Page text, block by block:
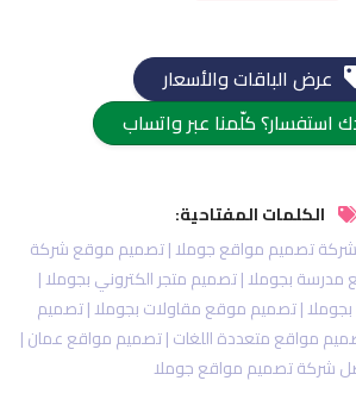
عرض الباقات والأسعار
استفسار؟ كلّمنا عبر واتساب
الكلمات المفتاحية:
تصميم مواقع جوملا | تصميم موقع شركة
بجوملا | تصميم متجر الكتروني بجوملا |
| تصميم موقع مقاولات بجوملا | تصميم
مواقع متعددة اللغات | تصميم مواقع عمان |
شركة تصميم مواقع جوملا